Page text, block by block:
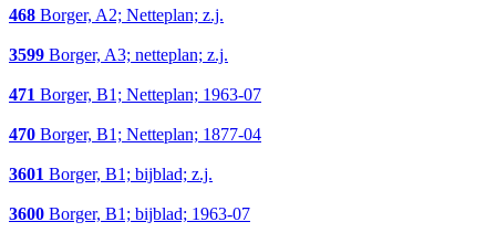
468 Borger, A2; Netteplan; z.j.
3599 Borger, A3; netteplan; z.j.
471 Borger, B1; Netteplan; 1963-07
470 Borger, B1; Netteplan; 1877-04
3601 Borger, B1; bijblad; z.j.
3600 Borger, B1; bijblad; 1963-07